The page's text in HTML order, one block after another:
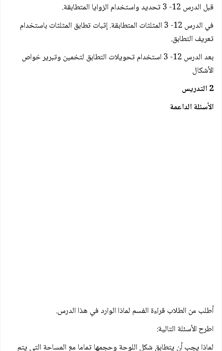
قبل الدرس 12- 3 تحديد واستخدام الزوايا المتطابقة.
في الدرس 12- 3 المثلثات المتطابقة. إثبات تطابق المثلثات باستخدام
تعريف التطابق.
بعد الدرس 12- 3 استخدام تحويلات التطابق لتخمين وتبرير خواص
الأشكال
2 التدريس
الأسئلة الداعمة
أطلب من الطلاب قراءة الفسم لماذا الوارد في هذا الدرس.
اطرح الأسئلة التالية:
لماذا يجب أن يتطابق شكل اللوحة وحجمها تماما مع المساحة التي يتم